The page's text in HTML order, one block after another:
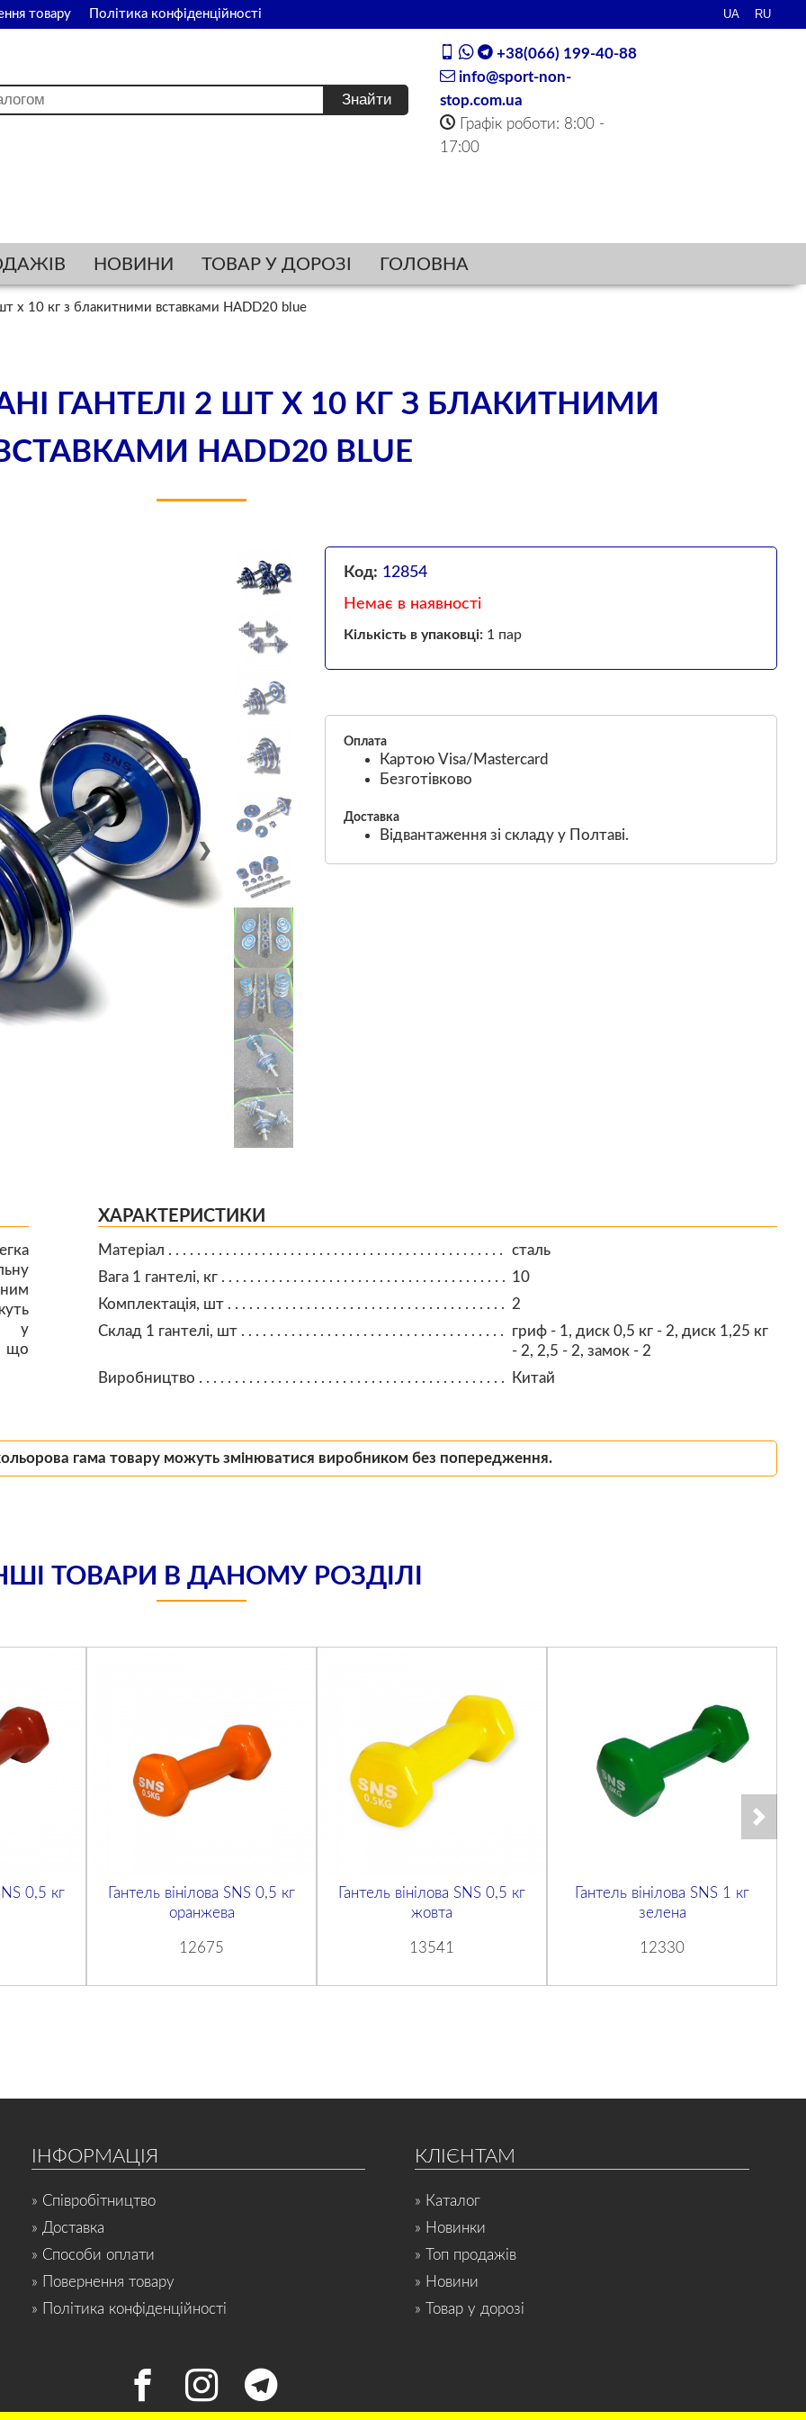
товару Політика конфіденційності
+38(066) 199-40-88
info@sport-non-
stop.com.ua
Графік роботи: 8:00 -
17:00
НОВИНИ ТОВАР У ДОРОЗІ ГОЛОВНА
х 10 кг з блакитними вставками HADD20 blue
ГАНТЕЛІ 2 ШТ Х 10 КГ З БЛАКИТНИМИ
HADD20 BLUE
❯
Код: 12854
Немає в наявності
Кількість в упаковці: 1 пар
Оплата
Картою Visa/Mastercard
Безготівково
Доставка
Відвантаження зі складу у Полтаві.
у
що
ХАРАКТЕРИСТИКИ
Матеріал
сталь
Вага 1 гантелі, кг
10
Комплектація, шт
2
Склад 1 гантелі, шт
гриф - 1, диск 0,5 кг - 2, диск 1,25 кг
- 2, 2,5 - 2, замок - 2
Виробництво
Китай
гама товару можуть змінюватися виробником без попередження.
ТОВАРИ В ДАНОМУ РОЗДІЛІ
0,5 кг
Гантель вінілова SNS 0,5 кг
оранжева
12675
Гантель вінілова SNS 0,5 кг
жовта
13541
Гантель вінілова SNS 1 кг
зелена
12330
ІНФОРМАЦІЯ
» Співробітництво
» Доставка
» Способи оплати
» Повернення товару
» Політика конфіденційності
КЛІЄНТАМ
» Каталог
» Новинки
» Топ продажів
» Новини
» Товар у дорозі